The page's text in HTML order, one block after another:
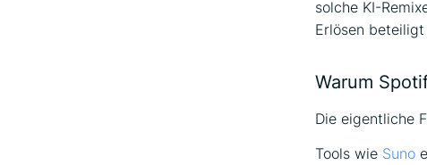
solche KI-
Erlösen
Warum
Die eigentliche
Tools wie Suno